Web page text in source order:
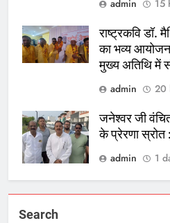
admin
15
राष्ट्रकवि डॉ.
का भव्य
मुख्य अतिथि में
admin
20
जनेश्वर जी
के प्रेरणा स्रोत
admin
1
Search